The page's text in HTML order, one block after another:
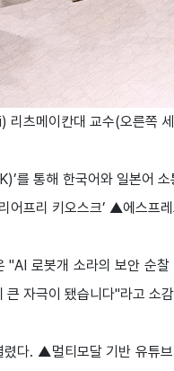
츠메이칸대 교수(오른쪽
를 통해 한국어와 일본
어프리 키오스크’ ▲에스
"AI 로봇개 소라의 보안 순
자극이 됐습니다"라고 소
렸다. ▲멀티모달 기반 유